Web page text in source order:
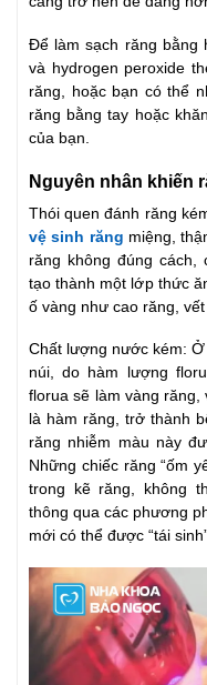
Để làm sạch răng bằng
và hydrogen peroxide
răng, hoặc bạn có thể
răng bằng tay hoặc
của bạn.
Nguyên nhân khiến
Thói quen đánh răng
vệ sinh răng miệng,
răng không đúng
tạo thành một lớp thức
ố vàng như cao răng, vết
Chất lượng nước kém:
núi, do hàm lượng
florua sẽ làm vàng
là hàm răng, trở thành
răng nhiễm màu này
Những chiếc răng “ốm
trong kẽ răng, không
thông qua các phương
mới có thể được “tái